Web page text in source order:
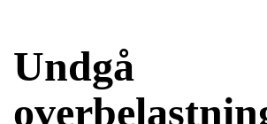
Undgå